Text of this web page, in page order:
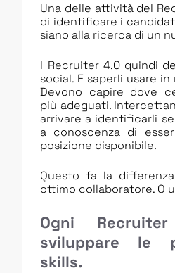
Una delle attività del
di identificare i
siano alla ricerca di un
I Recruiter 4.0 quindi
social. E saperli usare
Devono capire dove
più adeguati.
arrivare a identificarli
a conoscenza di
posizione disponibile.
Questo fa la
ottimo collaboratore. O
Ogni
sviluppare le
skills.